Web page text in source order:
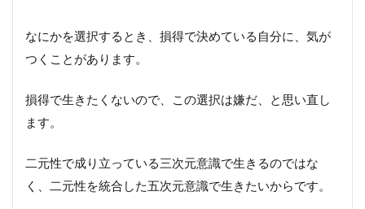
なにかを選択するとき、損得で決めている自分に、気が
つくことがあります。
損得で生きたくないので、この選択は嫌だ、と思い直し
ます。
二元性で成り立っている三次元意識で生きるのではな
く、二元性を統合した五次元意識で生きたいからです。